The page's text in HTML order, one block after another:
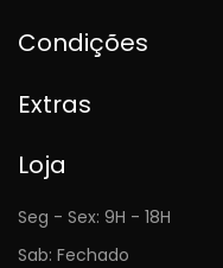
Condições
Extras
Loja
Seg - Sex: 9H - 18H
Sab: Fechado